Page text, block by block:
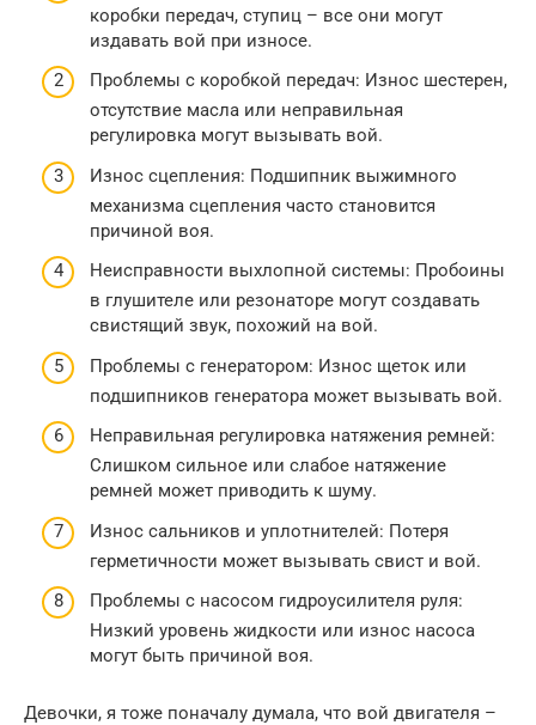
коробки передач, ступиц – все они могут
издавать вой при износе.
Проблемы с коробкой передач: Износ шестерен,
отсутствие масла или неправильная
регулировка могут вызывать вой.
Износ сцепления: Подшипник выжимного
механизма сцепления часто становится
причиной воя.
Неисправности выхлопной системы: Пробоины
в глушителе или резонаторе могут создавать
свистящий звук, похожий на вой.
Проблемы с генератором: Износ щеток или
подшипников генератора может вызывать вой.
Неправильная регулировка натяжения ремней:
Слишком сильное или слабое натяжение
ремней может приводить к шуму.
Износ сальников и уплотнителей: Потеря
герметичности может вызывать свист и вой.
Проблемы с насосом гидроусилителя руля:
Низкий уровень жидкости или износ насоса
могут быть причиной воя.
Девочки, я тоже поначалу думала, что вой двигателя –